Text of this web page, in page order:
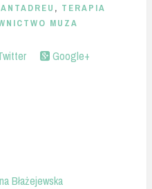
, TERAPIA
MUZA
Google+
Błażejewska